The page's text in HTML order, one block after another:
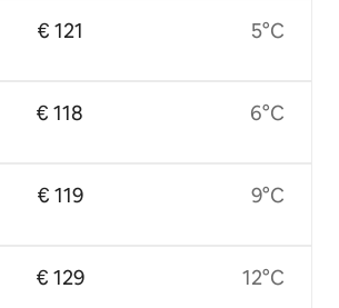
€ 121
€ 118
€ 119
€ 129
5°C
6°C
9°C
12°C